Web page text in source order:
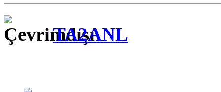
TA2ANL